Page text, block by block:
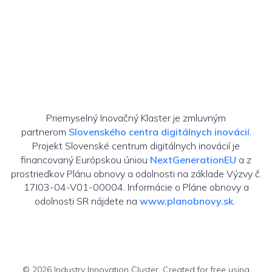
Priemyselný Inovačný Klaster je zmluvným
partnerom Slovenského centra digitálnych inovácií.
Projekt Slovenské centrum digitálnych inovácií je
financovaný Európskou úniou NextGenerationEU a z
prostriedkov Plánu obnovy a odolnosti na základe Výzvy č.
17I03-04-V01-00004. Informácie o Pláne obnovy a
odolnosti SR nájdete na www.planobnovy.sk
© 2026 Industry Innovation Cluster. Created for free using